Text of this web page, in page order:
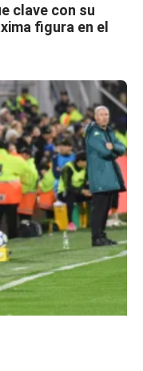
clave con su
figura en el